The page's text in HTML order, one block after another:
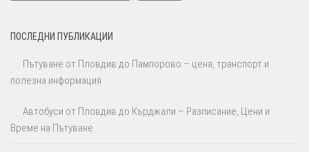
ПОСЛЕДНИ ПУБЛИКАЦИИ
Пътуване от Пловдив до Пампорово – цена, транспорт и
полезна информация
Автобуси от Пловдив до Кърджали – Разписание, Цени и
Време на Пътуване